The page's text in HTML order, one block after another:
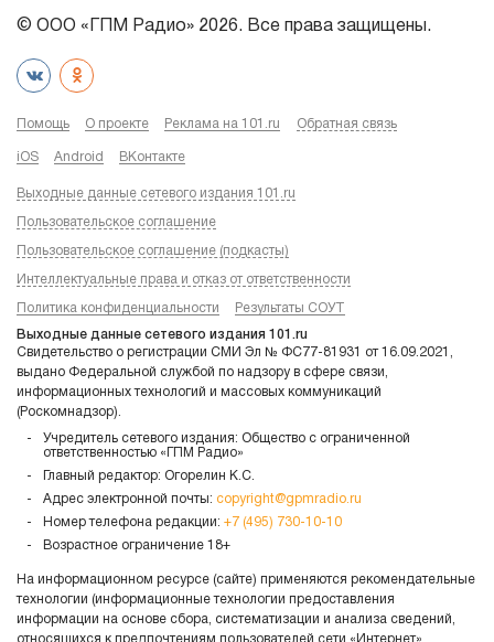
© ООО «ГПМ Радио» 2026. Все права защищены.
Помощь О проекте Реклама на 101.ru Обратная связь
iOS Android ВКонтакте
Выходные данные сетевого издания 101.ru
Пользовательское соглашение
Пользовательское соглашение (подкасты)
Интеллектуальные права и отказ от ответственности
Политика конфиденциальности Результаты СОУТ
Выходные данные сетевого издания 101.ru
Свидетельство о регистрации СМИ Эл № ФС77-81931 от 16.09.2021,
выдано Федеральной службой по надзору в сфере связи,
информационных технологий и массовых коммуникаций
(Роскомнадзор).
Учредитель сетевого издания: Общество с ограниченной
ответственностью «ГПМ Радио»
Главный редактор: Огорелин К.С.
Адрес электронной почты: copyright@gpmradio.ru
Номер телефона редакции: +7 (495) 730-10-10
Возрастное ограничение 18+
На информационном ресурсе (сайте) применяются рекомендательные
технологии (информационные технологии предоставления
информации на основе сбора, систематизации и анализа сведений,
относящихся к предпочтениям пользователей сети «Интернет»,